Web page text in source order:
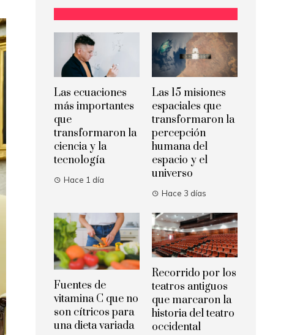
Las ecuaciones
más importantes
que
transformaron la
ciencia y la
tecnología
Hace 1 día
Las 15 misiones
espaciales que
transformaron la
percepción
humana del
espacio y el
universo
Hace 3 días
Fuentes de
vitamina C que no
son cítricos para
una dieta variada
Recorrido por los
teatros antiguos
que marcaron la
historia del teatro
occidental